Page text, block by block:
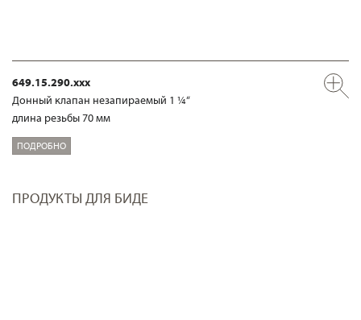
649.15.290.xxx
Донный клапан незапираемый 1 ¼“
длина резьбы 70 мм
ПОДРОБНО
ПРОДУКТЫ ДЛЯ БИДЕ